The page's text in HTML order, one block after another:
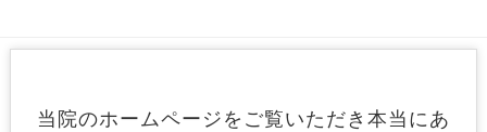
当院のホームページをご覧いただき本当にあ